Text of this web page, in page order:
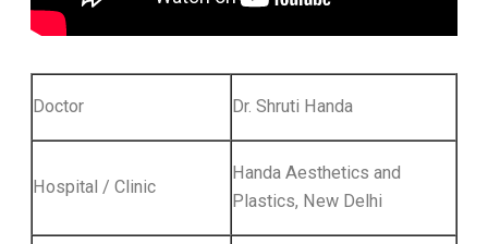
Doctor Dr. Shruti Handa
Hospital / Clinic
Handa Aesthetics and
Plastics, New Delhi